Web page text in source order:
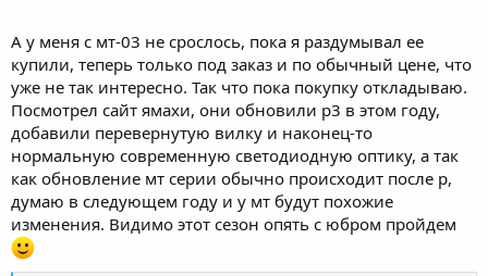
А у меня с мт-03 не срослось, пока я раздумывал ее
купили, теперь только под заказ и по обычный цене, что
уже не так интересно. Так что пока покупку откладываю.
Посмотрел сайт ямахи, они обновили р3 в этом году,
добавили перевернутую вилку и наконец-то
нормальную современную светодиодную оптику, а так
как обновление мт серии обычно происходит после р,
думаю в следующем году и у мт будут похожие
изменения. Видимо этот сезон опять с юбром пройдем